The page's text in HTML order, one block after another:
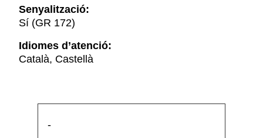
Senyalització:
Sí (GR 172)
Idiomes d’atenció:
Català, Castellà
-